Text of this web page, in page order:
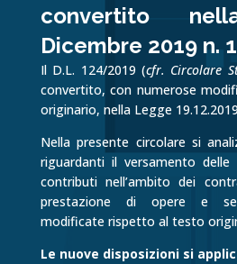
convertito
Dicembre 2019 n.
Il D.L. 124/2019 (cfr. Circolare
convertito, con numerose
originario, nella Legge
Nella presente circolare si
riguardanti il versamento
contributi nell’ambito dei
prestazione di opere e
modificate rispetto al testo
Le nuove disposizioni si